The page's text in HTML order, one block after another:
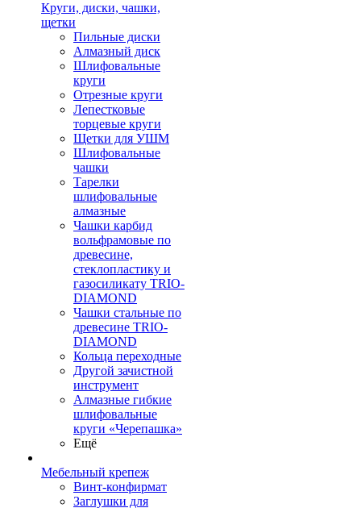
Круги, диски, чашки,
щетки
Пильные диски
Алмазный диск
Шлифовальные
круги
Отрезные круги
Лепестковые
торцевые круги
Щетки для УШМ
Шлифовальные
чашки
Тарелки
шлифовальные
алмазные
Чашки карбид
вольфрамовые по
древесине,
стеклопластику и
газосиликату TRIO-
DIAMOND
Чашки стальные по
древесине TRIO-
DIAMOND
Кольца переходные
Другой зачистной
инструмент
Алмазные гибкие
шлифовальные
круги «Черепашка»
Ещё
Мебельный крепеж
Винт-конфирмат
Заглушки для